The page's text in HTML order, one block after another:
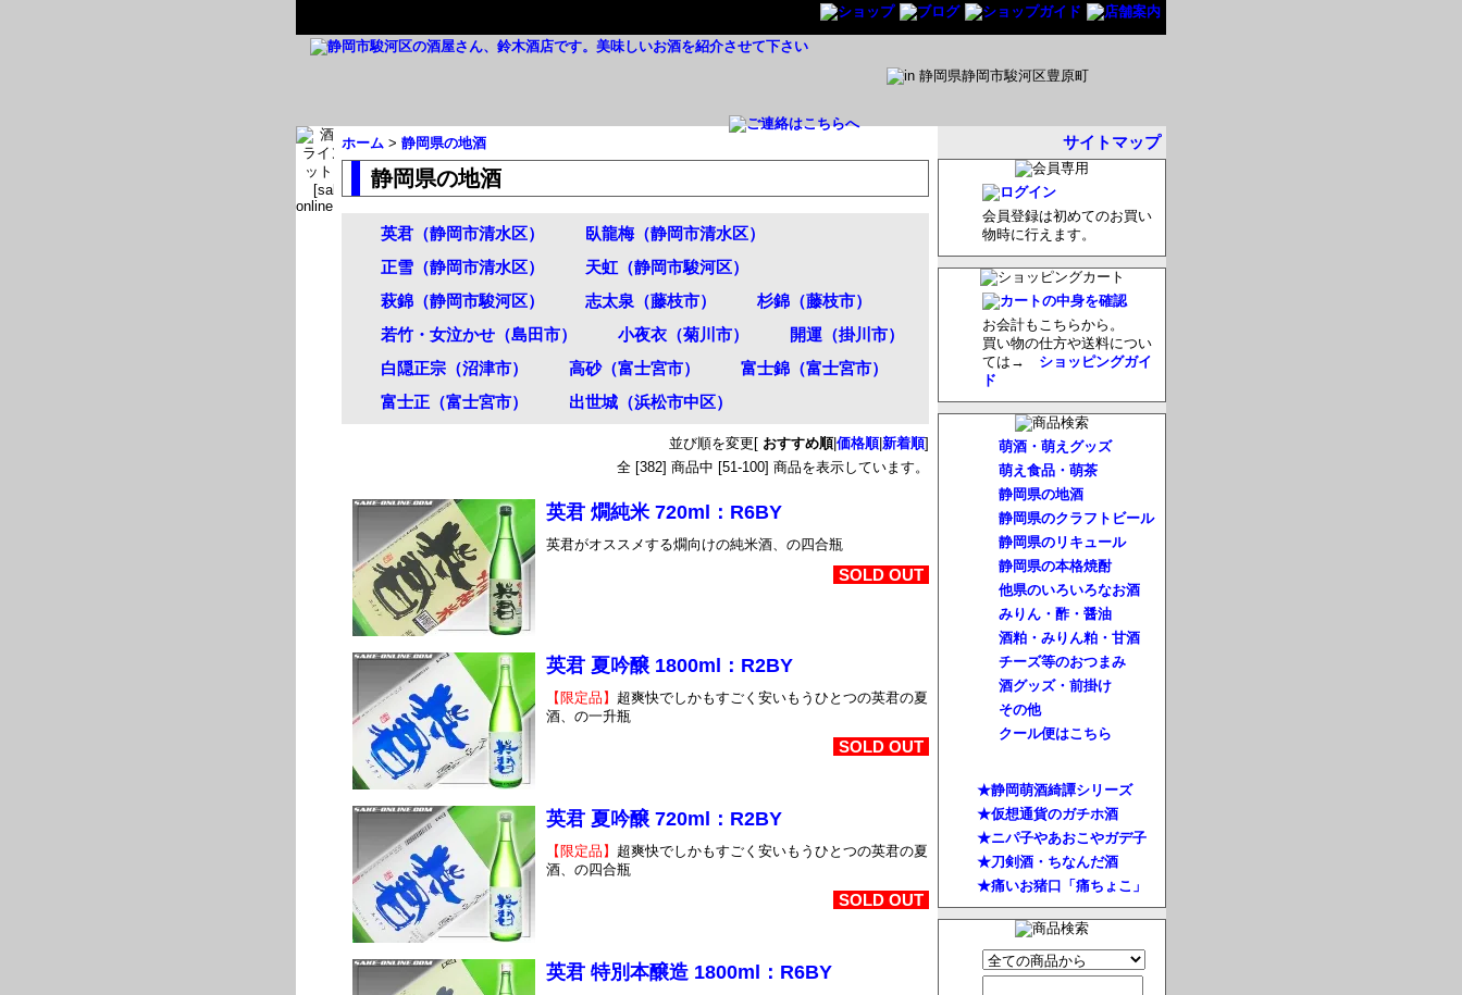
ホーム > 静岡県の地酒
静岡県の地酒
英君（静岡市清水区）
臥龍梅（静岡市清水区）
正雪（静岡市清水区）
天虹（静岡市駿河区）
萩錦（静岡市駿河区）
志太泉（藤枝市）
杉錦（藤枝市）
若竹・女泣かせ（島田市）
小夜衣（菊川市）
開運（掛川市）
白隠正宗（沼津市）
高砂（富士宮市）
富士錦（富士宮市）
富士正（富士宮市）
出世城（浜松市中区）
並び順を変更 [ おすすめ順|価格順|新着順]
全 [382] 商品中 [51-100] 商品を表示しています。
英君 燗純米 720ml：R6BY
英君がオススメする燗向けの純米酒、の四合瓶
SOLD OUT
英君 夏吟醸 1800ml：R2BY
【限定品】 超爽快でしかもすごく安いもうひとつの英君の夏
酒、の一升瓶
SOLD OUT
英君 夏吟醸 720ml：R2BY
【限定品】 超爽快でしかもすごく安いもうひとつの英君の夏
酒、の四合瓶
SOLD OUT
英君 特別本醸造 1800ml：R6BY
サイトマップ
会員登録は初めてのお買い
物時に行えます。
お会計もこちらから。
買い物の仕方や送料につい
ては→ ショッピングガイ
ド
萌酒・萌えグッズ
萌え食品・萌茶
静岡県の地酒
静岡県のクラフトビール
静岡県のリキュール
静岡県の本格焼酎
他県のいろいろなお酒
みりん・酢・醤油
酒粕・みりん粕・甘酒
チーズ等のおつまみ
酒グッズ・前掛け
その他
クール便はこちら
★静岡萌酒綺譚シリーズ
★仮想通貨のガチホ酒
★ニパ子やあおこやガデ子
★刀剣酒・ちなんだ酒
★痛いお猪口「痛ちょこ」